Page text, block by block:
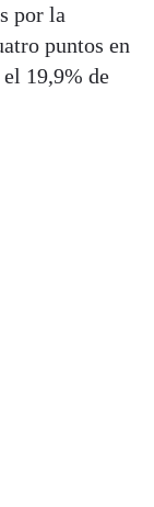
por la
puntos en
19,9% de